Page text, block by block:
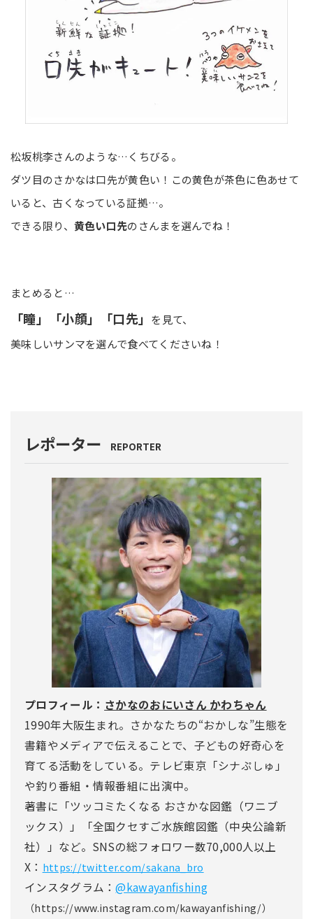
松坂桃李さんのような…くちびる。
ダツ目のさかなは口先が黄色い！この黄色が茶色に色あせて
いると、古くなっている証拠…。
できる限り、 黄色い口先のさんまを選んでね！
まとめると…
「瞳」「小顔」「口先」 を見て、
美味しいサンマを選んで食べてくださいね！
レポーター REPORTER
プロフィール： さかなのおにいさん かわちゃん
1990年大阪生まれ。さかなたちの“おかしな”生態を
書籍やメディアで伝えることで、子どもの好奇心を
育てる活動をしている。テレビ東京「シナぷしゅ」
や釣り番組・情報番組に出演中。
著書に「ツッコミたくなる おさかな図鑑（ワニブ
ックス）」「全国クセすご水族館図鑑（中央公論新
社）」など。SNSの総フォロワー数70,000人以上
X： https://twitter.com/sakana_bro
インスタグラム：@kawayanfishing
（https://www.instagram.com/kawayanfishing/）